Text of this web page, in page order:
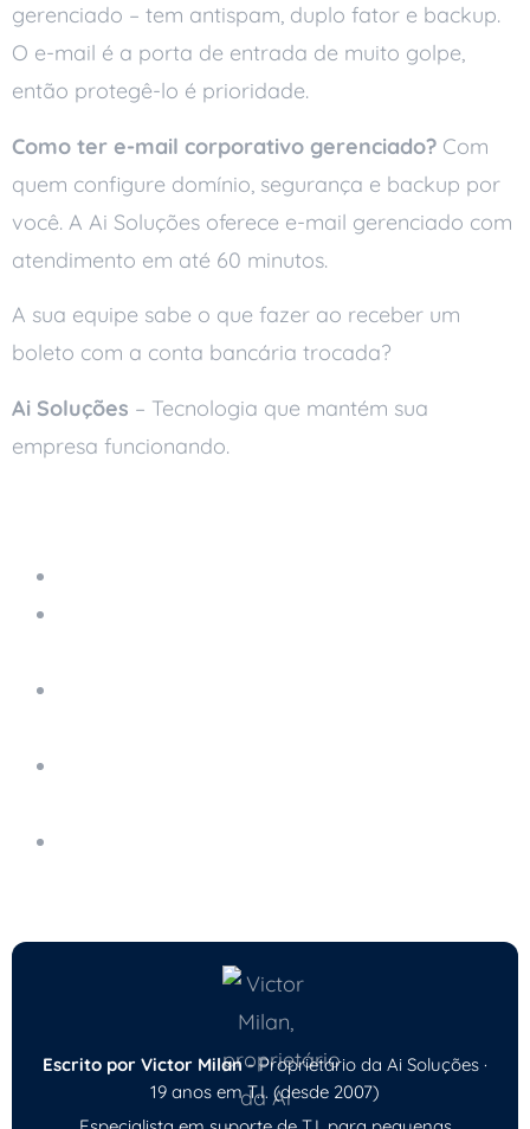
gerenciado – tem antispam, duplo fator e backup.
O e-mail é a porta de entrada de muito golpe,
então protegê-lo é prioridade.
Como ter e-mail corporativo gerenciado? Com
quem configure domínio, segurança e backup por
você. A Ai Soluções oferece e-mail gerenciado com
atendimento em até 60 minutos.
A sua equipe sabe o que fazer ao receber um
boleto com a conta bancária trocada?
Ai Soluções – Tecnologia que mantém sua
empresa funcionando.
Escrito por Victor Milan- Proprietário da Ai Soluções ·
19 anos em T.I. (desde 2007)